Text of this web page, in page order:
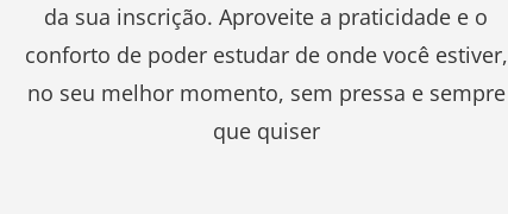
da sua inscrição. Aproveite a praticidade e o
conforto de poder estudar de onde você estiver,
no seu melhor momento, sem pressa e sempre
que quiser